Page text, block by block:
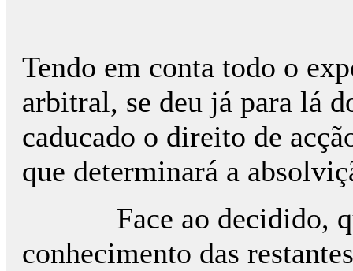
Tendo em conta todo o
arbitral, se deu já para lá
caducado o direito de
que determinará a
Face ao decidido, que
conhecimento das